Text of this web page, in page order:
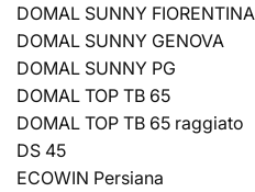
DOMAL SUNNY FIORENTINA
DOMAL SUNNY GENOVA
DOMAL SUNNY PG
DOMAL TOP TB 65
DOMAL TOP TB 65 raggiato
DS 45
ECOWIN Persiana